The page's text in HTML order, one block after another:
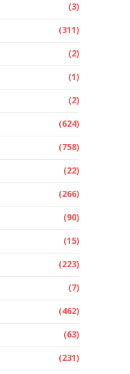
(3)
(311)
(2)
(1)
(2)
(624)
(758)
(22)
(266)
(90)
(15)
(223)
(7)
(462)
(63)
(231)